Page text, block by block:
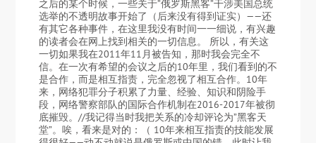
之后的某个时候，一些关于”俄罗斯黑客”干涉美国总统
选举的不透明故事开始了（后来没有得到证实）——还
有其它各种事件，在这里我没有时间一一细说，有兴趣
的读者会在网上找到相关的一切信息。 所以，有关这
一切如果我在2011年11月被告知，那时我会完全不
信。在一次有希望的会议之后的10年里，我们看到的不
是合作，而是相互指责，完全忽视了相互合作。10年
来，网络犯罪分子积累了力量、经验、知识和阴险手
段，网络警察部队的国际合作机制在2016-2017年被彻
底摧毁。//我记得当时我把关系的冷却评论为”黑客天
堂”。唉，看来是对的：（ 10年来相互指责的技能发展